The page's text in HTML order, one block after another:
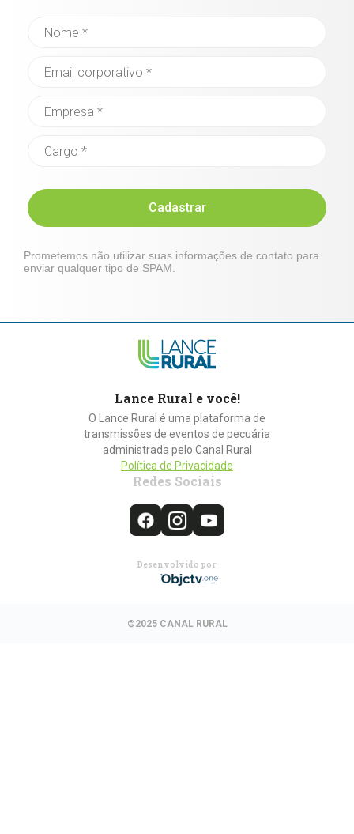
Cadastrar
Prometemos não utilizar suas informações de contato para
enviar qualquer tipo de SPAM.
Lance Rural e você!
O Lance Rural é uma plataforma de
transmissões de eventos de pecuária
administrada pelo Canal Rural
Política de Privacidade
Redes Sociais
Desenvolvido por:
©2025 CANAL RURAL